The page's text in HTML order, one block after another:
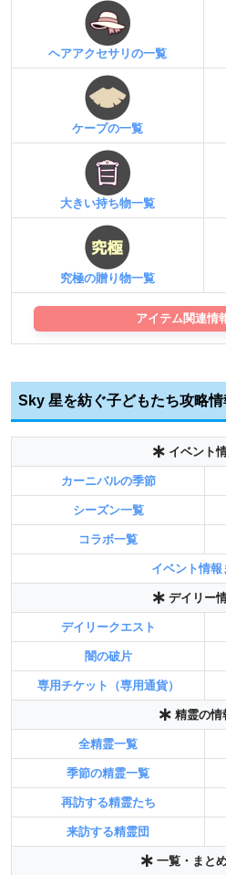
ヘアアクセサリの一覧
ケープの一覧
大きい持ち物一覧
究極の贈り物一覧
アイテム関連情
Sky 星を紡ぐ子どもたち攻略情
イベント
カーニバルの季節
シーズン一覧
コラボ一覧
イベント情報
デイリー
デイリークエスト
闇の破片
専用チケット（専用通貨）
精霊の情
全精霊一覧
季節の精霊一覧
再訪する精霊たち
来訪する精霊団
一覧・まと